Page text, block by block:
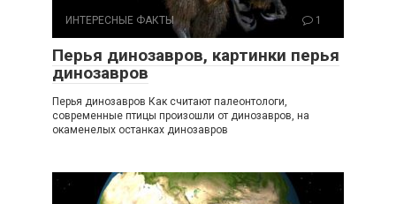
ИНТЕРЕСНЫЕ ФАКТЫ 1
Перья динозавров, картинки перья
динозавров
Перья динозавров Как считают палеонтологи,
современные птицы произошли от динозавров, на
окаменелых останках динозавров